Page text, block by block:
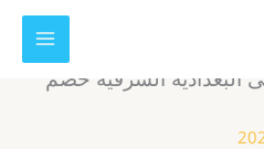
الشرقية خصم